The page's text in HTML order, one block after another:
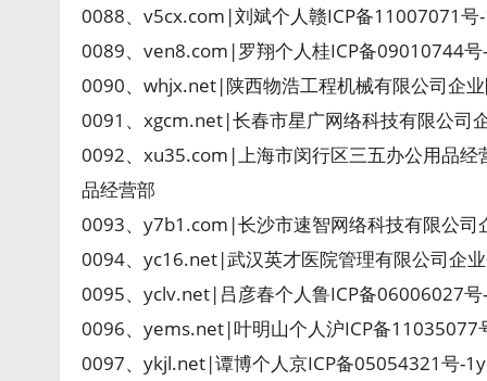
0088、v5cx.com|刘斌个人赣ICP备11007071号
0089、ven8.com|罗翔个人桂ICP备09010744号
0090、whjx.net|陕西物浩工程机械有限公司企
0091、xgcm.net|长春市星广网络科技有限公司
0092、xu35.com|上海市闵行区三五办公用品经
品经营部
0093、y7b1.com|长沙市速智网络科技有限公司
0094、yc16.net|武汉英才医院管理有限公司企
0095、yclv.net|吕彦春个人鲁ICP备06006027号
0096、yems.net|叶明山个人沪ICP备11035077
0097、ykjl.net|谭博个人京ICP备05054321号-